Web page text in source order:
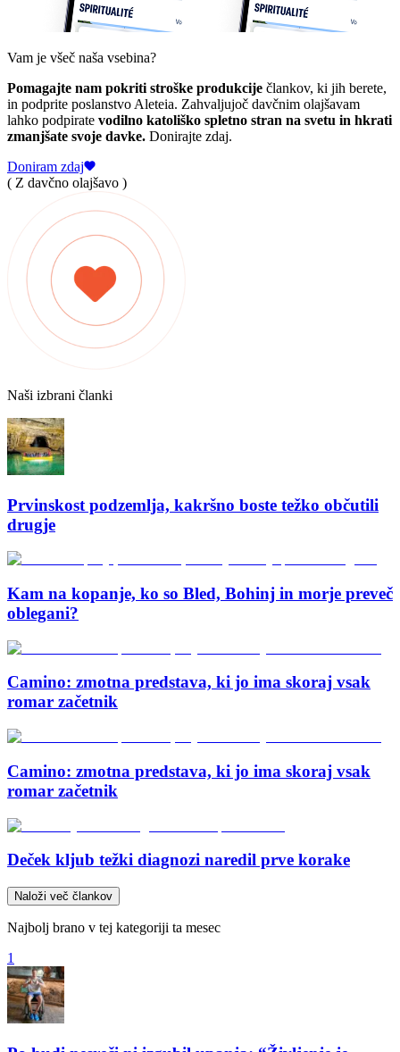
Vam je všeč naša vsebina?
Pomagajte nam pokriti stroške produkcije člankov, ki jih berete,
in podprite poslanstvo Aleteia. Zahvaljujoč davčnim olajšavam
lahko podpirate vodilno katoliško spletno stran na svetu in hkrati
zmanjšate svoje davke. Donirajte zdaj.
Doniram zdaj
( Z davčno olajšavo )
Naši izbrani članki
Prvinskost podzemlja, kakršno boste težko občutili
drugje
Kam na kopanje, ko so Bled, Bohinj in morje preveč
oblegani?
Camino: zmotna predstava, ki jo ima skoraj vsak
romar začetnik
Camino: zmotna predstava, ki jo ima skoraj vsak
romar začetnik
Deček kljub težki diagnozi naredil prve korake
Naloži več člankov
Najbolj brano v tej kategoriji ta mesec
1